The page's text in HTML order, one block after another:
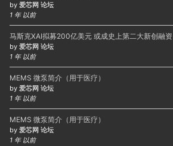
by 爱芯网 论坛
1 年 以前
马斯克XAI拟募200亿美元 或成史上第二大新创融资
by 爱芯网 论坛
1 年 以前
MEMS 微泵简介（用于医疗）
by 爱芯网 论坛
1 年 以前
MEMS 微泵简介（用于医疗）
by 爱芯网 论坛
1 年 以前